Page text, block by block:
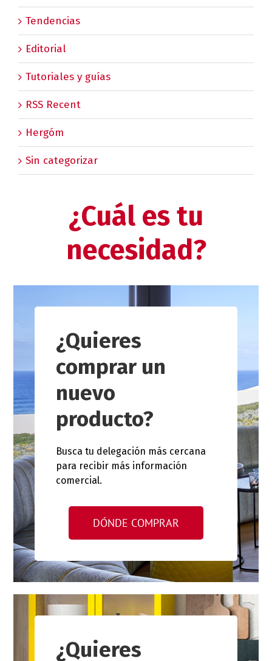
Tendencias
Editorial
Tutoriales y guías
RSS Recent
Hergóm
Sin categorizar
¿Cuál es tu
necesidad?
¿Quieres
comprar un
nuevo
producto?
Busca tu delegación más cercana
para recibir más información
comercial.
DÓNDE COMPRAR
¿Quieres